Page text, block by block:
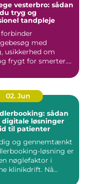
vesterbro: sådan
tryg og
tandpleje
med
usikkerhed om
frygt for smerter.
02. Jun
sådan
digitale løsninger
til patienter
og gennemtænkt
løsning er
nøglefaktor i
klinikdrift. Nå...